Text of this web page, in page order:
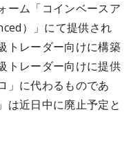
ーム「コインベースア
）」にて提供され
トレーダー向けに構築
トレーダー向けに提供
」に代わるものであ
は近日中に廃止予定と